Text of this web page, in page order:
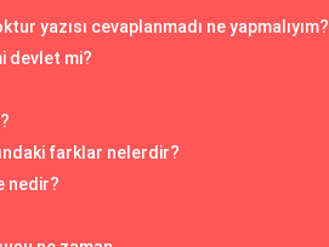
yazısı cevaplanmadı ne yapmalıyım?
devlet mi?
farklar nelerdir?
nedir?